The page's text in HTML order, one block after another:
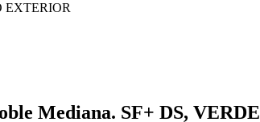
EXTERIOR
Mediana. SF+ DS, VERDE